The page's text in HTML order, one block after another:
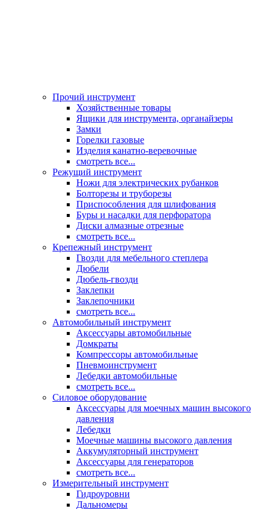
Прочий инструмент
Хозяйственные товары
Ящики для инструмента, органайзеры
Замки
Горелки газовые
Изделия канатно-веревочные
смотреть все...
Режущий инструмент
Ножи для электрических рубанков
Болторезы и труборезы
Приспособления для шлифования
Буры и насадки для перфоратора
Диски алмазные отрезные
смотреть все...
Крепежный инструмент
Гвозди для мебельного степлера
Дюбели
Дюбель-гвозди
Заклепки
Заклепочники
смотреть все...
Автомобильный инструмент
Аксессуары автомобильные
Домкраты
Компрессоры автомобильные
Пневмоинструмент
Лебедки автомобильные
смотреть все...
Силовое оборудование
Аксессуары для моечных машин высокого
давления
Лебедки
Моечные машины высокого давления
Аккумуляторный инструмент
Аксессуары для генераторов
смотреть все...
Измерительный инструмент
Гидроуровни
Дальномеры